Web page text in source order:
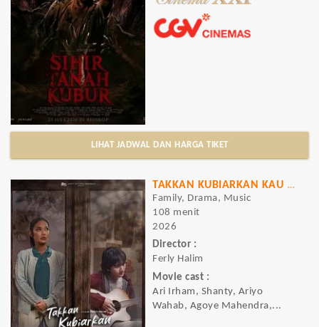
LIHAT JADWAL DAN HARGA TIKET
TAKKAN KUBIARKAN KAU MENANGIS
Family, Drama, Music
108 menit
2026
Director :
Ferly Halim
Movie cast :
Ari Irham, Shanty, Ariyo
Wahab, Agoye Mahendra,...